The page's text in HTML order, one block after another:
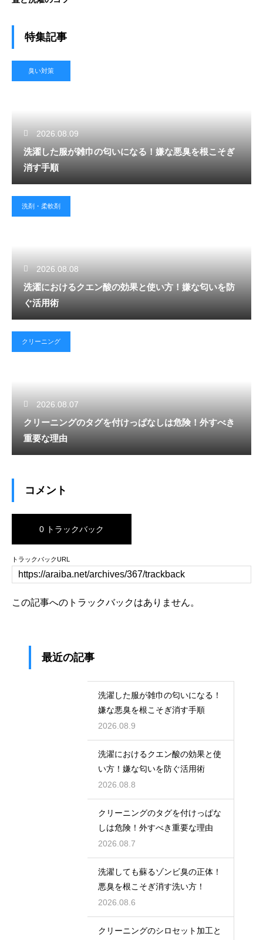
特集記事
臭い対策
2026.08.09
洗濯した服が雑巾の匂いになる！嫌な悪臭を根こそぎ
消す手順
洗剤・柔軟剤
2026.08.08
洗濯におけるクエン酸の効果と使い方！嫌な匂いを防
ぐ活用術
クリーニング
2026.08.07
クリーニングのタグを付けっぱなしは危険！外すべき
重要な理由
コメント
0 トラックバック
トラックバックURL
この記事へのトラックバックはありません。
最近の記事
洗濯した服が雑巾の匂いになる！
嫌な悪臭を根こそぎ消す手順
2026.08.9
洗濯におけるクエン酸の効果と使
い方！嫌な匂いを防ぐ活用術
2026.08.8
クリーニングのタグを付けっぱな
しは危険！外すべき重要な理由
2026.08.7
洗濯しても蘇るゾンビ臭の正体！
悪臭を根こそぎ消す洗い方！
2026.08.6
クリーニングのシロセット加工と